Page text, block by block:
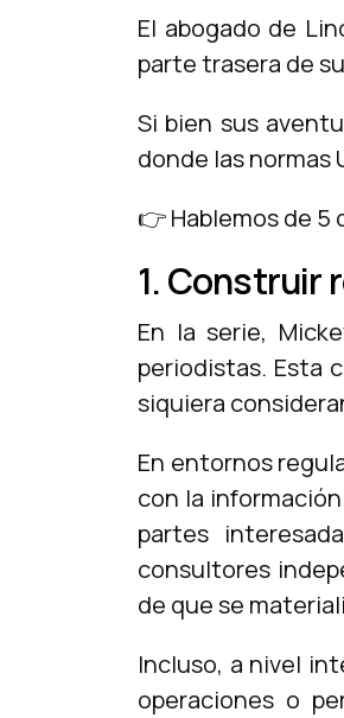
El abogado de
parte trasera de
Si bien sus
donde las normas
👉 Hablemos de 5
1. Construir
En la serie,
periodistas. Esta
siquiera
En entornos
con la
partes
consultores
de que se
Incluso, a nivel
operaciones o